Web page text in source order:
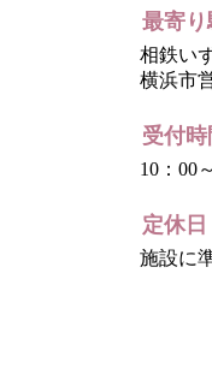
最寄
相鉄い
横浜市
受付時
10：00
定休日
施設に